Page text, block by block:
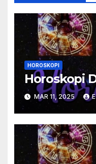
HOROSKOPI
Horoskopi
MAR 11, 2025